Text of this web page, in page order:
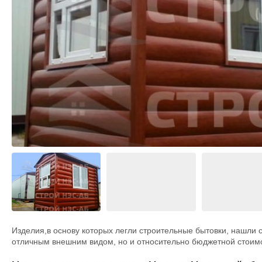
БК
БК
Из
Дровники
Беседки
Навесы
Дома
Строительные бытовки
Блок-контейнеры
Дачные бытовки
L-
Изделия,в основу которых легли строительные бытовки, нашли
отличным внешним видом, но и относительно бюджетной